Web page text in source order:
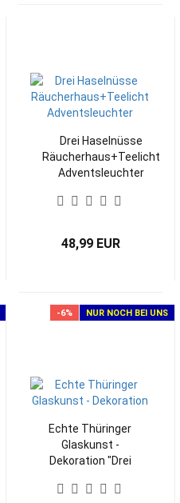
Drei Haselnüsse
Räucherhaus+Teelicht
Adventsleuchter
48,99 EUR
-6% NUR NOCH BEI UNS
Echte Thüringer
Glaskunst -
Dekoration "Drei
Aschenbrödel®"